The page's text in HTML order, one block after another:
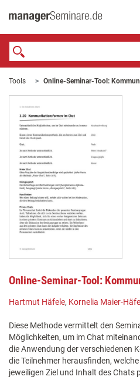
Tools Online-Seminar-Tool:
Online-Seminar-Tool:
Hartmut Häfele, Kornelia Maier-
Diese Methode vermittelt den
Möglichkeiten, um im Chat
die Anwendung der verschiedenen
die Teilnehmer herausfinden,
jeweiligen Ziel und Inhalt des Chats